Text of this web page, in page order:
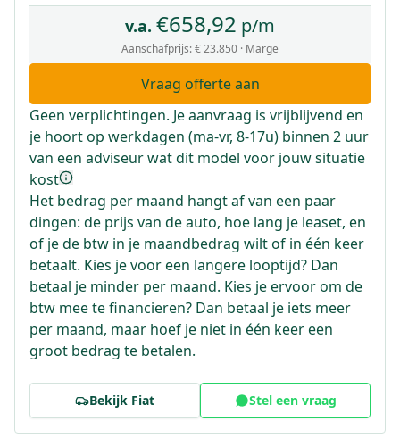
v.a. €658,92 p/m
Aanschafprijs:€ 23.850 · Marge
Vraag offerte aan
Geen verplichtingen. Je aanvraag is vrijblijvend en
je hoort op werkdagen (ma-vr, 8-17u) binnen 2 uur
van een adviseur wat dit model voor jouw situatie
kost
Het bedrag per maand hangt af van een paar
dingen: de prijs van de auto, hoe lang je leaset, en
of je de btw in je maandbedrag wilt of in één keer
betaalt. Kies je voor een langere looptijd? Dan
betaal je minder per maand. Kies je ervoor om de
btw mee te financieren? Dan betaal je iets meer
per maand, maar hoef je niet in één keer een
groot bedrag te betalen.
Bekijk Fiat Stel een vraag